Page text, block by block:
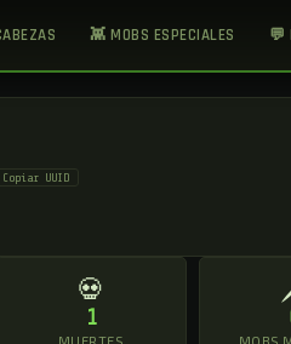
👾 MOBS ESPECIALES 💬
Copiar UUID
💀
1